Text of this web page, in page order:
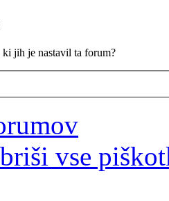
jih je nastavil ta forum?
vse